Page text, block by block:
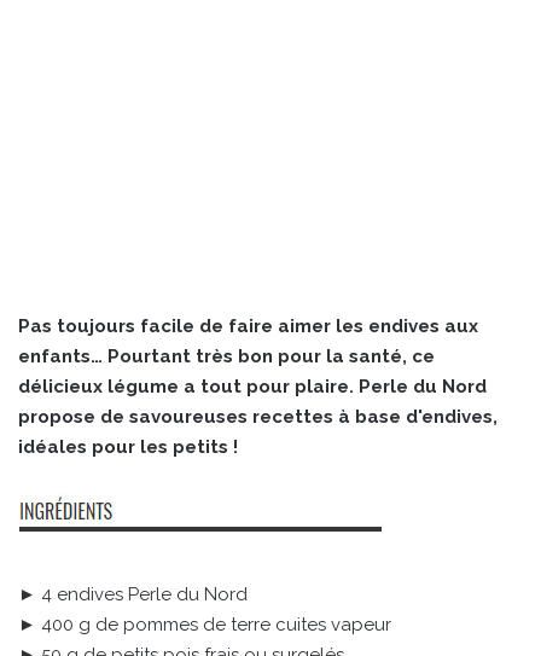
Pas toujours facile de faire aimer les endives aux
enfants… Pourtant très bon pour la santé, ce
délicieux légume a tout pour plaire. Perle du Nord
propose de savoureuses recettes à base d'endives,
idéales pour les petits !
► 4 endives Perle du Nord
► 400 g de pommes de terre cuites vapeur